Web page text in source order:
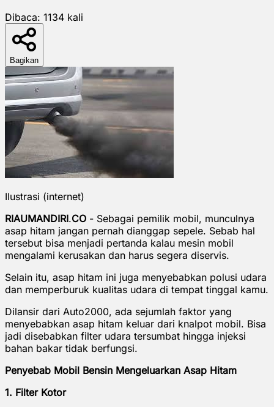
Dibaca: 1134 kali
Bagikan
Ilustrasi (internet)
RIAUMANDIRI.CO - Sebagai pemilik mobil, munculnya
asap hitam jangan pernah dianggap sepele. Sebab hal
tersebut bisa menjadi pertanda kalau mesin mobil
mengalami kerusakan dan harus segera diservis.
Selain itu, asap hitam ini juga menyebabkan polusi udara
dan memperburuk kualitas udara di tempat tinggal kamu.
Dilansir dari Auto2000, ada sejumlah faktor yang
menyebabkan asap hitam keluar dari knalpot mobil. Bisa
jadi disebabkan filter udara tersumbat hingga injeksi
bahan bakar tidak berfungsi.
Penyebab Mobil Bensin Mengeluarkan Asap Hitam
1. Filter Kotor